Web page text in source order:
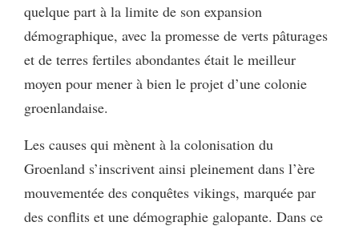
quelque part à la limite de son expansion
démographique, avec la promesse de verts pâturages
et de terres fertiles abondantes était le meilleur
moyen pour mener à bien le projet d’une colonie
groenlandaise.
Les causes qui mènent à la colonisation du
Groenland s’inscrivent ainsi pleinement dans l’ère
mouvementée des conquêtes vikings, marquée par
des conflits et une démographie galopante. Dans ce